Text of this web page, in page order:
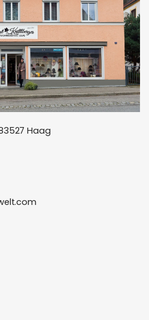
Haag